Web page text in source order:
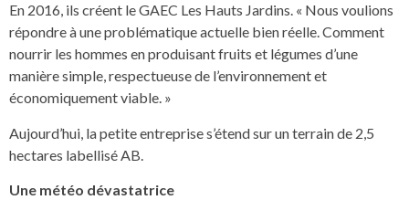
En 2016, ils créent le GAEC Les Hauts Jardins. « Nous voulions
répondre à une problématique actuelle bien réelle. Comment
nourrir les hommes en produisant fruits et légumes d’une
manière simple, respectueuse de l’environnement et
économiquement viable. »
Aujourd’hui, la petite entreprise s’étend sur un terrain de 2,5
hectares labellisé AB.
Une météo dévastatrice